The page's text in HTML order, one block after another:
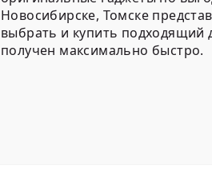
Новосибирске, Томске
выбрать и купить подходящий
получен максимально быстро.
Ассортимент